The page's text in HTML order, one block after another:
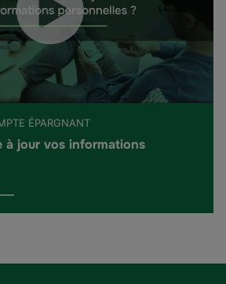
ÉPARGNANT
à jour vos informations